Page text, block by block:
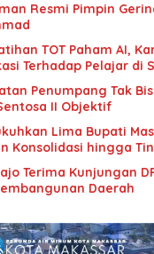
Resmi Pimpin
TOT Paham AI,
Terhadap Pelajar di
Penumpang Tak
II Objektif
Lima Bupati
Konsolidasi hingga
Terima Kunjungan
Daerah